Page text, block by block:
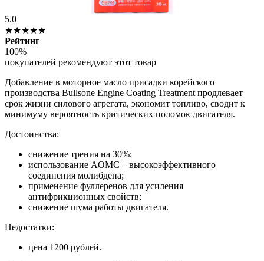
5.0
★★★★★
Рейтинг
100%
покупателей рекомендуют этот товар
Добавление в моторное масло присадки корейского
производства Bullsone Engine Coating Treatment продлевает
срок жизни силового агрегата, экономит топливо, сводит к
минимуму вероятность критических поломок двигателя.
Достоинства:
снижение трения на 30%;
использование AOMC – высокоэффективного
соединения молибдена;
применение фуллеренов для усиления
антифрикционных свойств;
снижение шума работы двигателя.
Недостатки:
цена 1200 рублей.